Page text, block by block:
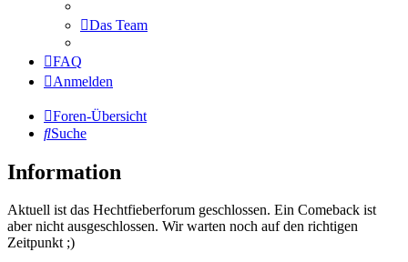
Das Team
FAQ
Anmelden
Foren-Übersicht
Suche
Information
Aktuell ist das Hechtfieberforum geschlossen. Ein Comeback ist
aber nicht ausgeschlossen. Wir warten noch auf den richtigen
Zeitpunkt ;)